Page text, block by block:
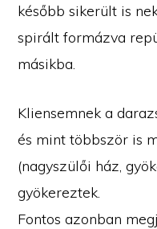
később sikerült is
spirált formázva
másikba.
Kliensemnek a
és mint többször is
(nagyszülői ház,
gyökereztek.
Fontos azonban